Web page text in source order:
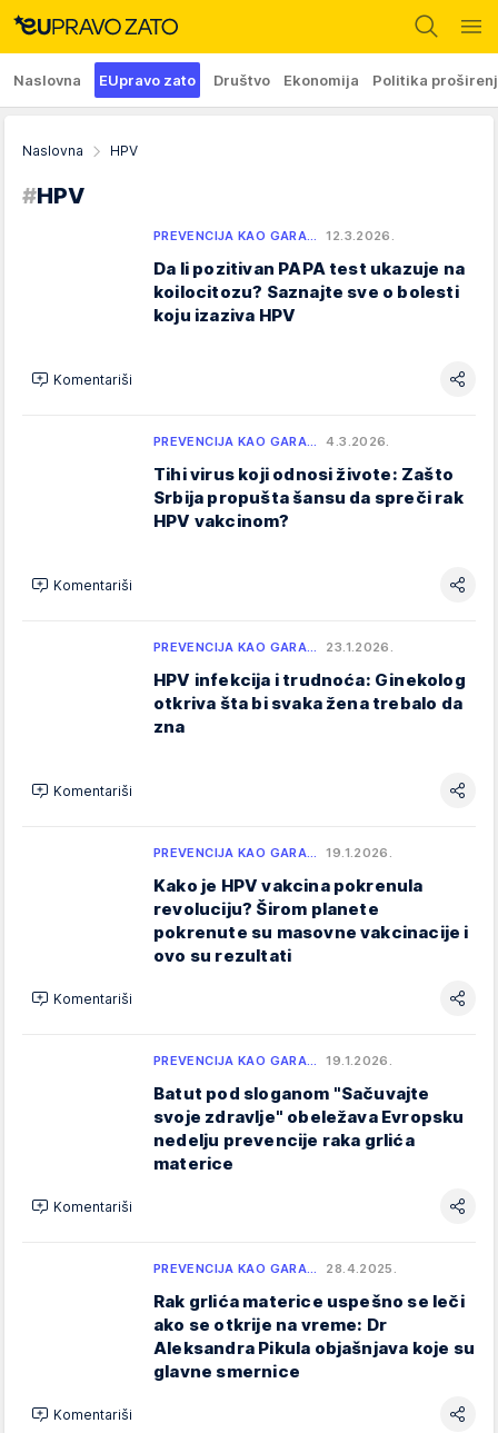
Naslovna EUpravo zato Društvo Ekonomija Politika
Naslovna HPV
#HPV
PREVENCIJA KAO GARA… 12.3.2026.
Da li pozitivan PAPA test ukazuje na
koilocitozu? Saznajte sve o bolesti
koju izaziva HPV
Komentariši
PREVENCIJA KAO GARA… 4.3.2026.
Tihi virus koji odnosi živote: Zašto
Srbija propušta šansu da spreči rak
HPV vakcinom?
Komentariši
PREVENCIJA KAO GARA… 23.1.2026.
HPV infekcija i trudnoća: Ginekolog
otkriva šta bi svaka žena trebalo da
zna
Komentariši
PREVENCIJA KAO GARA… 19.1.2026.
Kako je HPV vakcina pokrenula
revoluciju? Širom planete
pokrenute su masovne vakcinacije i
ovo su rezultati
Komentariši
PREVENCIJA KAO GARA… 19.1.2026.
Batut pod sloganom "Sačuvajte
svoje zdravlje" obeležava Evropsku
nedelju prevencije raka grlića
materice
Komentariši
PREVENCIJA KAO GARA… 28.4.2025.
Rak grlića materice uspešno se leči
ako se otkrije na vreme: Dr
Aleksandra Pikula objašnjava koje su
glavne smernice
Komentariši